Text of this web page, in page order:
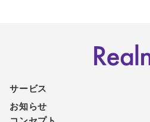
サービス
お知らせ